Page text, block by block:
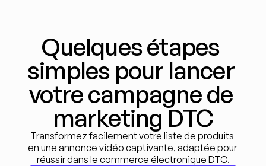
Quelques étapes
simples pour lancer
votre campagne de
marketing DTC
Transformez facilement votre liste de produits
en une annonce vidéo captivante, adaptée pour
réussir dans le commerce électronique DTC.